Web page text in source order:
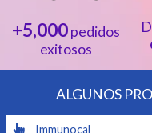
+5,000pedidos
exitosos
ALGUNOS
Immunocal